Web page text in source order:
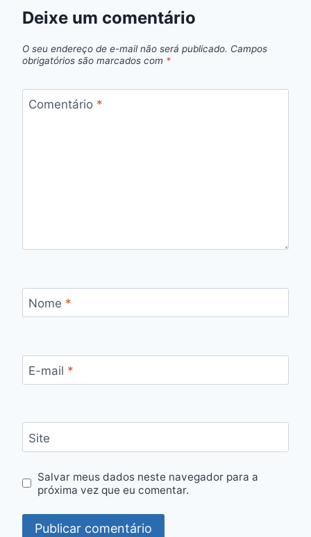
Deixe um comentário
O seu endereço de e-mail não será publicado. Campos
obrigatórios são marcados com *
Comentário *
Nome *
E-mail *
Site
Salvar meus dados neste navegador para a
próxima vez que eu comentar.